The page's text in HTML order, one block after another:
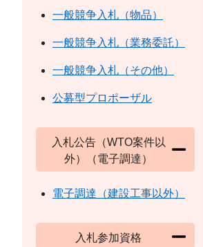
一般競争入札（物品）
一般競争入札（業務委託）
一般競争入札（その他）
公募型プロポーザル
入札公告（WTO案件以
外）（電子調達）
電子調達（建設工事以外）
入札参加資格